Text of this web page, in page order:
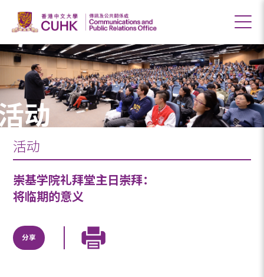
动
活动
崇基学院礼拜堂主日崇拜：
将临期的意义
分享